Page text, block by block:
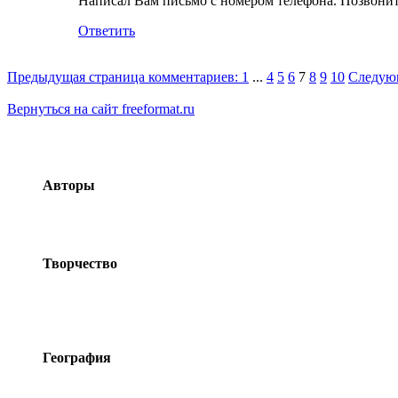
Ответить
Предыдущая страница комментариев: 1 ... 4 5 6 7 8 9 10
Вернуться на сайт freeformat.ru
Авторы
Творчество
География